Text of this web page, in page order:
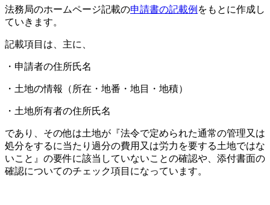
法務局のホームページ記載の申請書の記載例 をもとに作成し
ていきます。
記載項目は、主に、
・申請者の住所氏名
・土地の情報（所在・地番・地目・地積）
・土地所有者の住所氏名
であり、その他は土地が『法令で定められた通常の管理又は
処分をするに当たり過分の費用又は労力を要する土地ではな
いこと』の要件に該当していないことの確認や、添付書面の
確認についてのチェック項目になっています。